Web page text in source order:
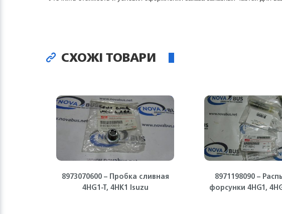
СХОЖІ ТОВАРИ
8973070600 – Пробка сливная
4HG1-T, 4HK1 Isuzu
8971198090 –
форсунки 4HG1,